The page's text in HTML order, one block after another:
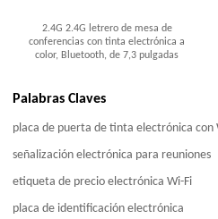
2.4G 2.4G letrero de mesa de
conferencias con tinta electrónica a
color, Bluetooth, de 7,3 pulgadas
Palabras Claves
placa de puerta de tinta electrónica con
señalización electrónica para reuniones
etiqueta de precio electrónica Wi-Fi
placa de identificación electrónica